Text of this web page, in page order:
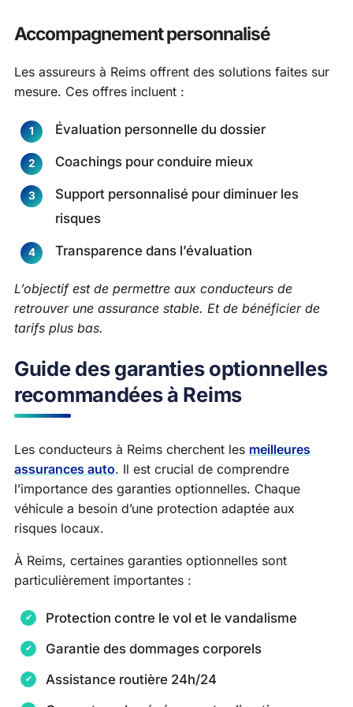
Accompagnement personnalisé
Les assureurs à Reims offrent des solutions faites sur
mesure. Ces offres incluent :
Évaluation personnelle du dossier
Coachings pour conduire mieux
Support personnalisé pour diminuer les
risques
Transparence dans l’évaluation
L’objectif est de permettre aux conducteurs de
retrouver une assurance stable. Et de bénéficier de
tarifs plus bas.
Guide des garanties optionnelles
recommandées à Reims
Les conducteurs à Reims cherchent les meilleures
assurances auto. Il est crucial de comprendre
l’importance des garanties optionnelles. Chaque
véhicule a besoin d’une protection adaptée aux
risques locaux.
À Reims, certaines garanties optionnelles sont
particulièrement importantes :
Protection contre le vol et le vandalisme
Garantie des dommages corporels
Assistance routière 24h/24